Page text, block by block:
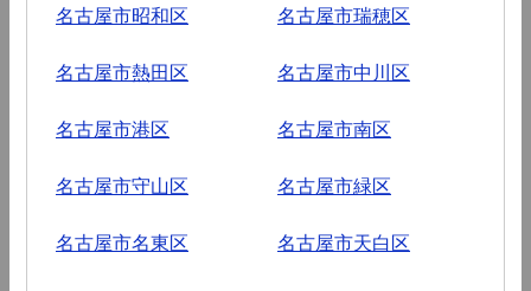
名古屋市昭和区 名古屋市瑞穂区
名古屋市熱田区 名古屋市中川区
名古屋市港区 名古屋市南区
名古屋市守山区 名古屋市緑区
名古屋市名東区 名古屋市天白区